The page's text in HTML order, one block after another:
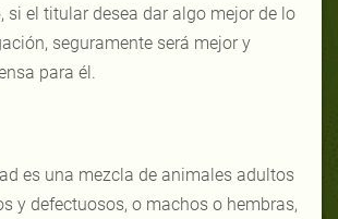
si el titular desea dar algo mejor de lo
seguramente será mejor y
para él.
es una mezcla de animales adultos
y defectuosos, o machos o hembras,